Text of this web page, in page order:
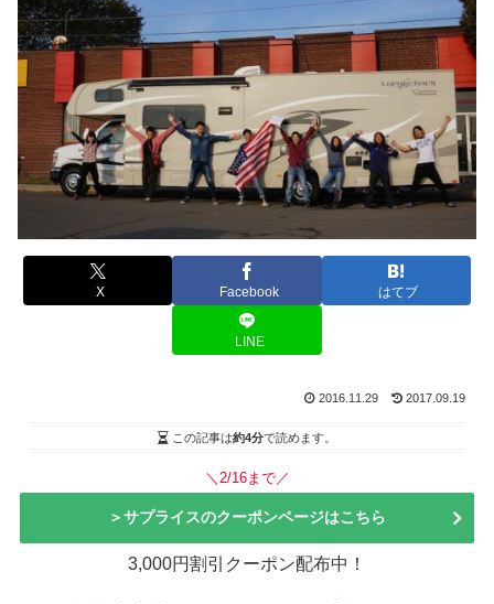
X Facebook はてブ
LINE
2016.11.29 2017.09.19
この記事は約4分で読めます。
＼2/16まで／
＞サプライスのクーポンページはこちら
3,000円割引クーポン配布中！